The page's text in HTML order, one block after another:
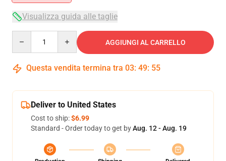
Visualizza guida alle taglie
AGGIUNGI AL CARRELLO
Questa vendita termina tra 03: 49: 54
Deliver to United States
Cost to ship:$6.99
Standard - Order today to get byAug. 12 - Aug. 19